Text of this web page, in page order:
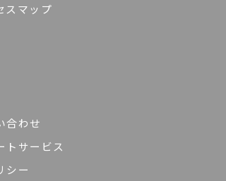
スマップ
合わせ
トサービス
シー